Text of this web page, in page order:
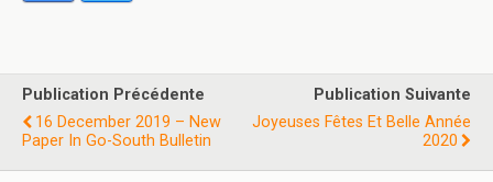
Publication Précédente
16 December 2019 – New
Paper In Go-South Bulletin
Publication Suivante
Joyeuses Fêtes Et Belle Année
2020